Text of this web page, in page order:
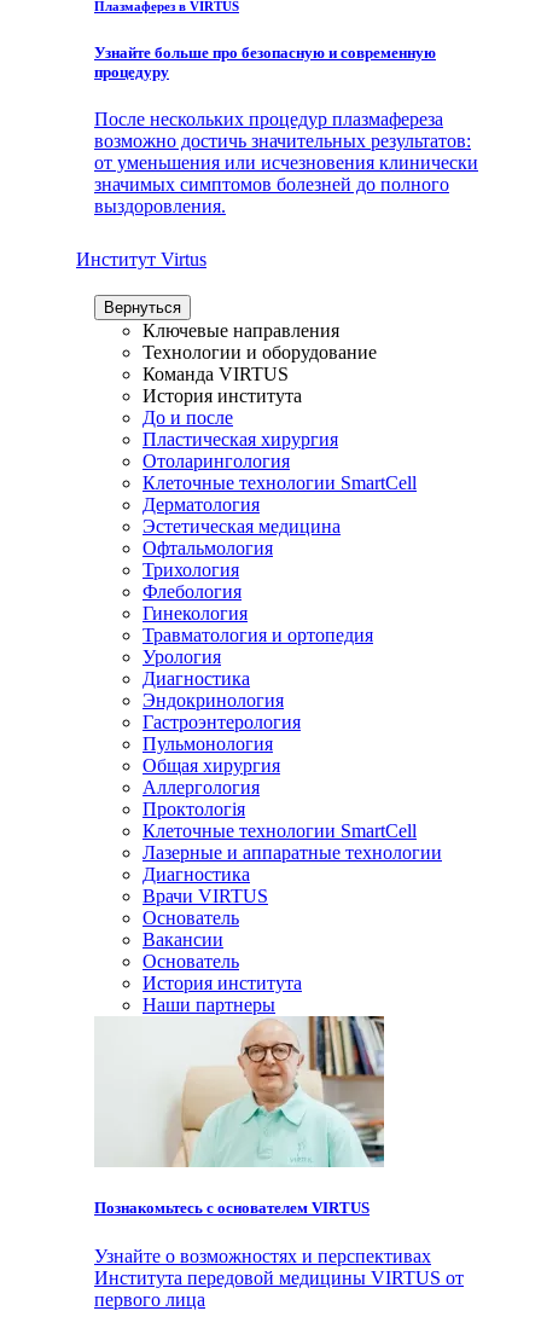
Плазмаферез в VIRTUS
Узнайте больше про безопасную и современную
процедуру
После нескольких процедур плазмафереза
возможно достичь значительных результатов:
от уменьшения или исчезновения клинически
значимых симптомов болезней до полного
выздоровления.
Институт Virtus
Вернуться
Ключевые направления
Технологии и оборудование
Команда VIRTUS
История института
До и после
Пластическая хирургия
Отоларингология
Клеточные технологии SmartCell
Дерматология
Эстетическая медицина
Офтальмология
Трихология
Флебология
Гинекология
Травматология и ортопедия
Урология
Диагностика
Эндокринология
Гастроэнтерология
Пульмонология
Общая хирургия
Аллергология
Проктологія
Клеточные технологии SmartCell
Лазерные и аппаратные технологии
Диагностика
Врачи VIRTUS
Основатель
Вакансии
Основатель
История института
Наши партнеры
Познакомьтесь с основателем VIRTUS
Узнайте о возможностях и перспективах
Института передовой медицины VIRTUS от
первого лица